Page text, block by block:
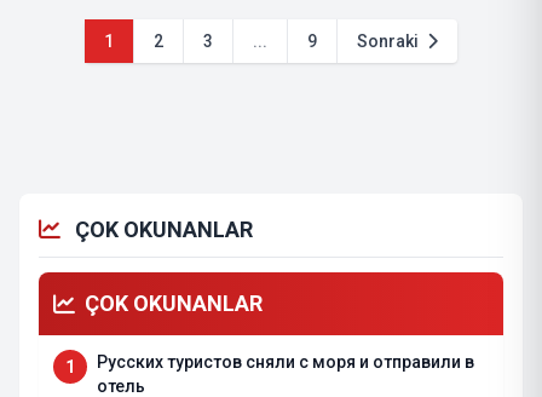
1 2 3 ... 9 Sonraki
ÇOK OKUNANLAR
ÇOK OKUNANLAR
1
Русских туристов сняли с моря и отправили в
отель